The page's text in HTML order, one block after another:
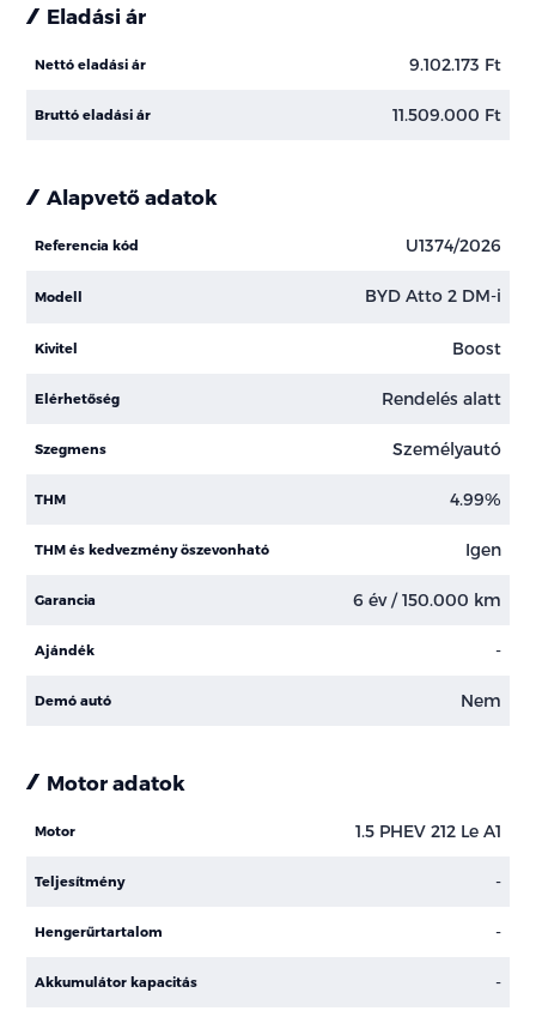
Eladási ár
Nettó eladási ár 9.102.173 Ft
Bruttó eladási ár 11.509.000 Ft
Alapvető adatok
Referencia kód U1374/2026
Modell BYD Atto 2 DM-i
Kivitel Boost
Elérhetőség Rendelés alatt
Szegmens Személyautó
THM 4.99%
THM és kedvezmény öszevonható Igen
Garancia 6 év / 150.000 km
Ajándék -
Demó autó Nem
Motor adatok
Motor 1.5 PHEV 212 Le A1
Teljesítmény -
Hengerűrtartalom -
Akkumulátor kapacitás -